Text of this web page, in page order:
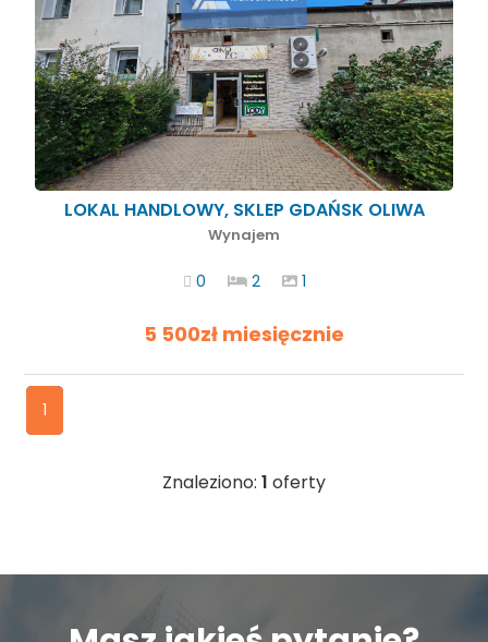
LOKAL HANDLOWY, SKLEP GDAŃSK OLIWA
Wynajem
0 2 1
5 500zł miesięcznie
1
Znaleziono: 1 oferty